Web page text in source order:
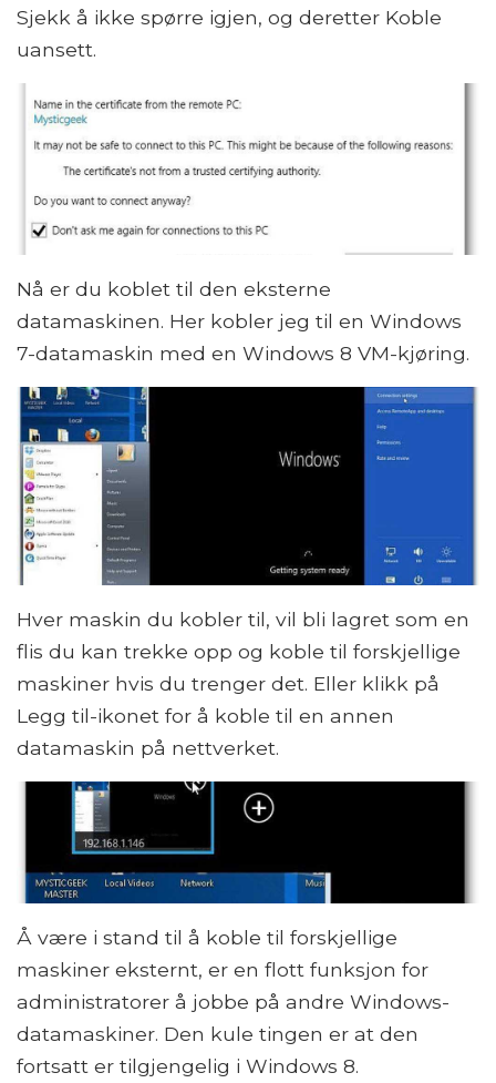
Sjekk å ikke spørre igjen, og deretter Koble
uansett.
Nå er du koblet til den eksterne
datamaskinen. Her kobler jeg til en Windows
7-datamaskin med en Windows 8 VM-kjøring.
Hver maskin du kobler til, vil bli lagret som en
flis du kan trekke opp og koble til forskjellige
maskiner hvis du trenger det. Eller klikk på
Legg til-ikonet for å koble til en annen
datamaskin på nettverket.
Å være i stand til å koble til forskjellige
maskiner eksternt, er en flott funksjon for
administratorer å jobbe på andre Windows-
datamaskiner. Den kule tingen er at den
fortsatt er tilgjengelig i Windows 8.